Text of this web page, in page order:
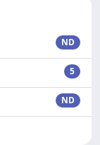
ND
5
ND